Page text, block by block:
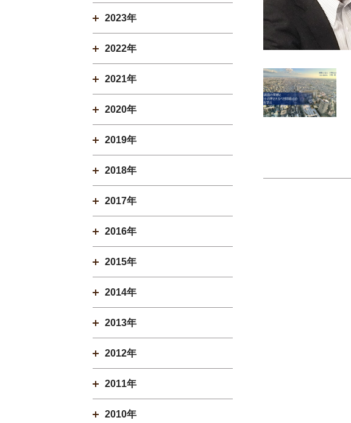
2023年
2022年
2021年
2020年
2019年
2018年
2017年
2016年
2015年
2014年
2013年
2012年
2011年
2010年